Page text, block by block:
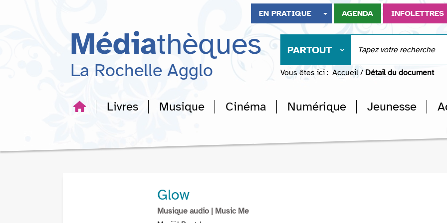
recherche
EN PRATIQUE AGENDA INFOLETTRES
Médiathèques
La Rochelle Agglo
PARTOUT
Vous êtes ici : Accueil / Détail du document
Livres Musique Cinéma Numérique Jeunesse
Glow
Musique audio | Music Me